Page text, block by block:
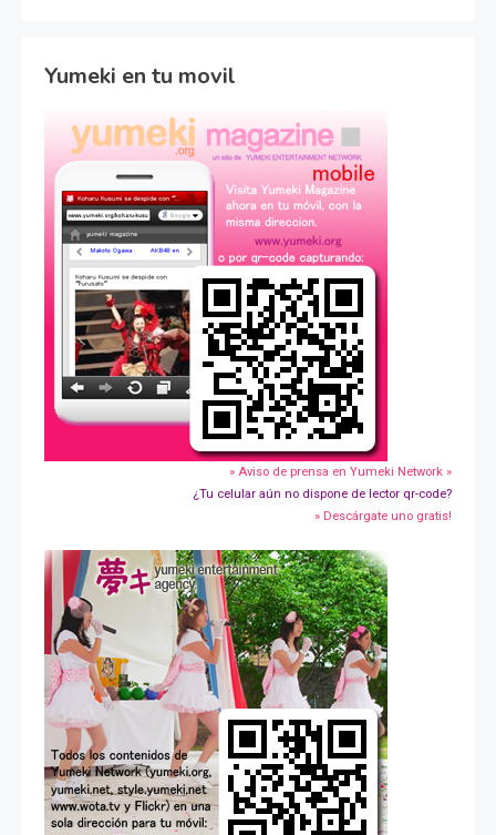
Yumeki en tu movil
» Aviso de prensa en Yumeki Network »
¿Tu celular aún no dispone de lector qr-code?
» Descárgate uno gratis!